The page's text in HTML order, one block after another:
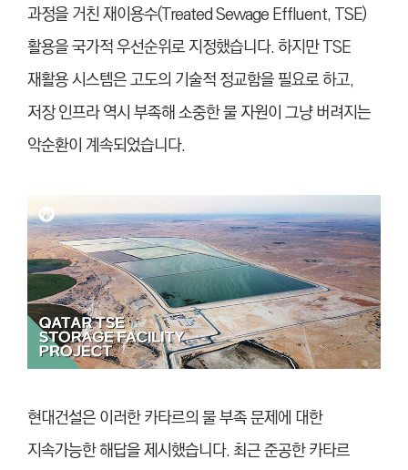
과정을 거친 재이용수(Treated Sewage Effluent, TSE)
활용을 국가적 우선순위로 지정했습니다. 하지만 TSE
재활용 시스템은 고도의 기술적 정교함을 필요로 하고,
저장 인프라 역시 부족해 소중한 물 자원이 그냥 버려지는
악순환이 계속되었습니다.
현대건설은 이러한 카타르의 물 부족 문제에 대한
지속가능한 해답을 제시했습니다. 최근 준공한 카타르